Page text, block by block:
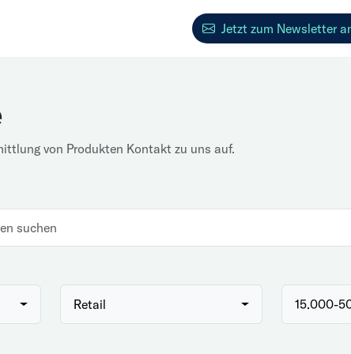
Jetzt zum Newsletter
von Produkten Kontakt zu uns auf.
Retail 15.000-